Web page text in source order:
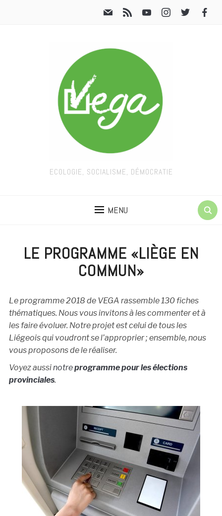
ECOLOGIE, SOCIALISME, DÉMOCRATIE
MENU
LE PROGRAMME «LIÈGE EN
COMMUN»
Le programme 2018 de VEGA rassemble 130 fiches
thématiques. Nous vous invitons à les commenter et à
les faire évoluer. Notre projet est celui de tous les
Liégeois qui voudront se l’approprier ; ensemble, nous
vous proposons de le réaliser.
Voyez aussinotreprogramme pour les élections
provinciales.